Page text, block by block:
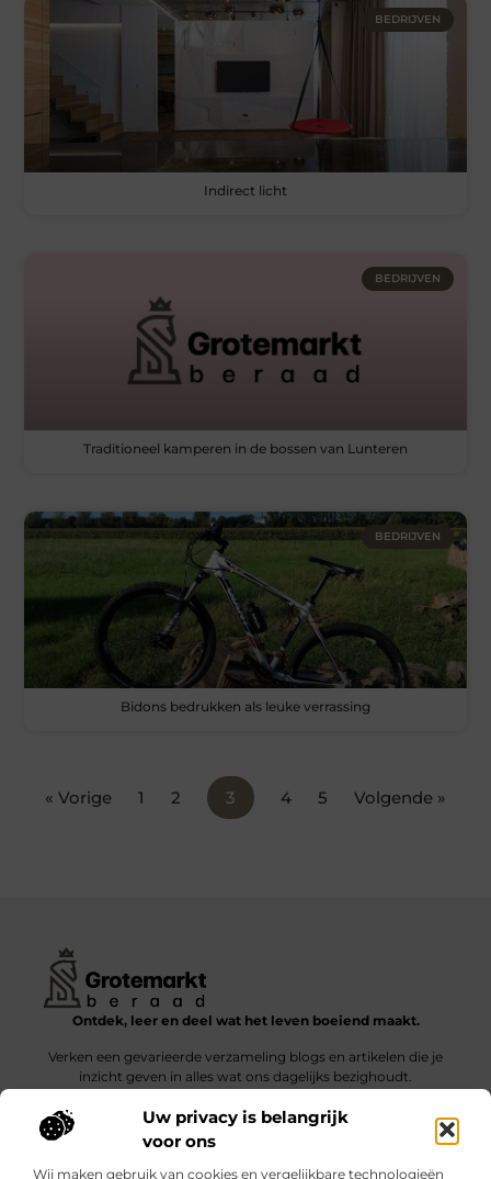
Uw privacy is belangrijk
voor ons
Wij maken gebruik van cookies en vergelijkbare technologieën
BEDRIJVEN
Indirect licht
BEDRIJVEN
Traditioneel kamperen in de bossen van Lunteren
BEDRIJVEN
Bidons bedrukken als leuke verrassing
« Vorige 1 2 3 4 5 Volgende »
Ontdek, leer en deel wat het leven boeiend maakt.
Verken een gevarieerde verzameling blogs en artikelen die je
inzicht geven in alles wat ons dagelijks bezighoudt.
Bericht categorie